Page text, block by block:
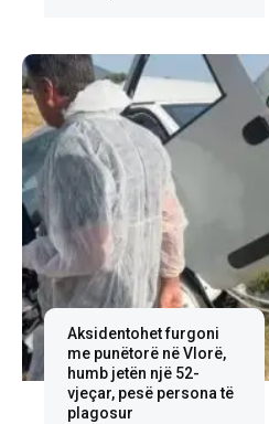
Aksidentohet furgoni
me punëtorë në Vlorë,
humb jetën një 52-
vjeçar, pesë persona të
plagosur